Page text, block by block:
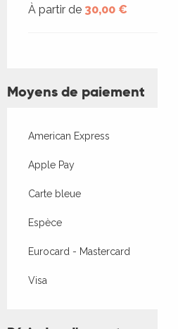
À partir de 30,00 €
Moyens de paiement
American Express
Apple Pay
Carte bleue
Espèce
Eurocard - Mastercard
Visa